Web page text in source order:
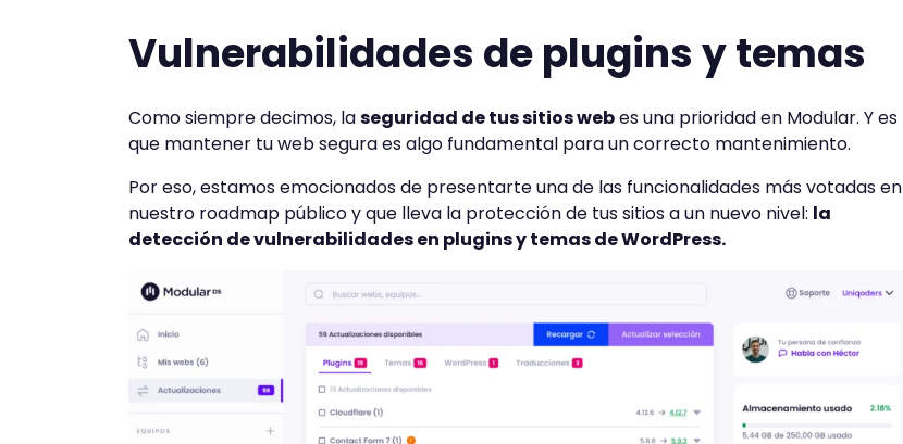
Vulnerabilidades de plugins y temas
Como siempre decimos, laseguridad de tus sitios webes una prioridad en Modular. Y es
que mantener tu web segura es algo fundamental para un correcto mantenimiento.
Por eso, estamos emocionados de presentarte una de las funcionalidades más votadas en
nuestro roadmap público y que lleva la protección de tus sitios a un nuevo nivel: la
detección de vulnerabilidades en plugins y temas de WordPress.